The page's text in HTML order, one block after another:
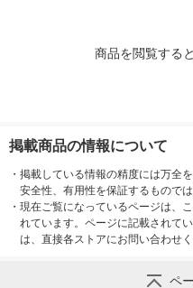
商品を閲覧する
掲載商品の情報について
・ 掲載している情報の精度には万全
安全性、有用性を保証するものでは
・ 現在ご覧になっているページは、
れています。ページに記載されて
は、直接各ストアにお問い合わせく
ペ